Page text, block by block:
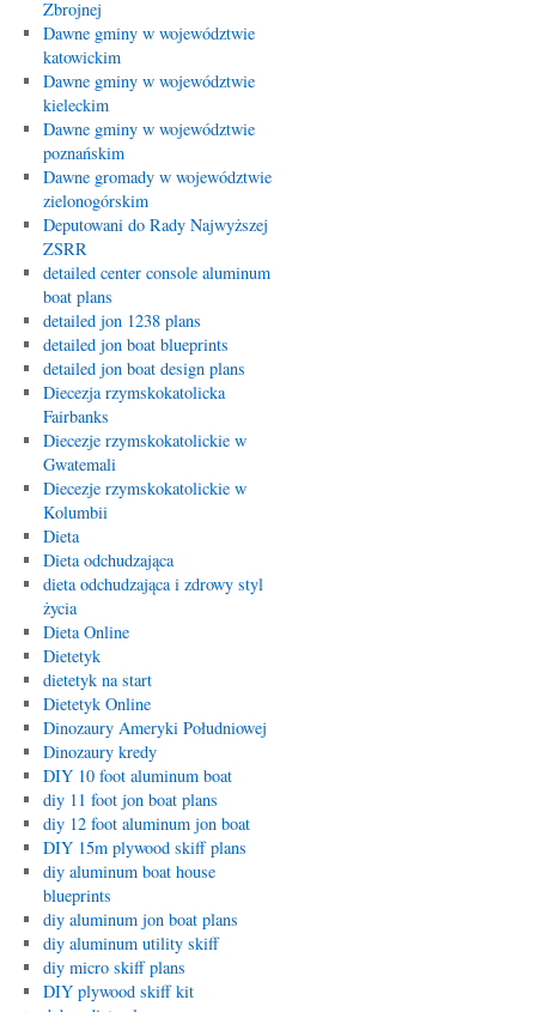
Zbrojnej
Dawne gminy w województwie
katowickim
Dawne gminy w województwie
kieleckim
Dawne gminy w województwie
poznańskim
Dawne gromady w województwie
zielonogórskim
Deputowani do Rady Najwyższej
ZSRR
detailed center console aluminum
boat plans
detailed jon 1238 plans
detailed jon boat blueprints
detailed jon boat design plans
Diecezja rzymskokatolicka
Fairbanks
Diecezje rzymskokatolickie w
Gwatemali
Diecezje rzymskokatolickie w
Kolumbii
Dieta
Dieta odchudzająca
dieta odchudzająca i zdrowy styl
życia
Dieta Online
Dietetyk
dietetyk na start
Dietetyk Online
Dinozaury Ameryki Południowej
Dinozaury kredy
DIY 10 foot aluminum boat
diy 11 foot jon boat plans
diy 12 foot aluminum jon boat
DIY 15m plywood skiff plans
diy aluminum boat house
blueprints
diy aluminum jon boat plans
diy aluminum utility skiff
diy micro skiff plans
DIY plywood skiff kit